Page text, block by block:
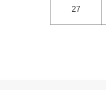
27